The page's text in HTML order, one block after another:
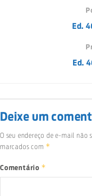
Ed.
Ed.
Deixe um
O seu endereço de e-mail não
marcados com *
Comentário *